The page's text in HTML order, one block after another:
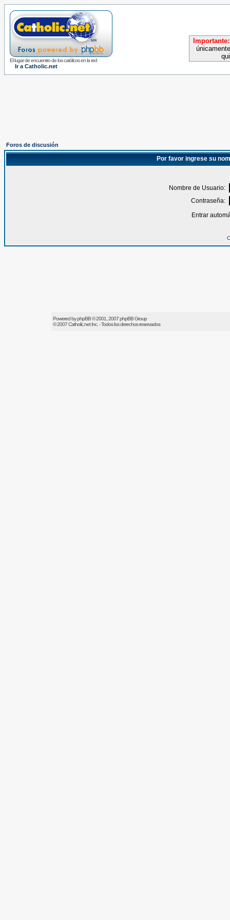
El lugar de encuentro de los católicos en la red
Ir a Catholic.net
Importante:
Foros de discusión
Por favor ingrese su
Nombre de Usuario:
Contraseña:
Entrar
Powered byphpBB© 2001, 2007 phpBB Group
© 2007Catholic.netInc. - Todos los derechos reservados